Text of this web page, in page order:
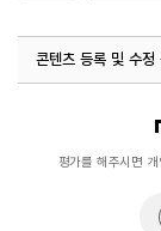
#휴식하기 #휴
콘텐츠 등록 및 수정
평가를 해주시면